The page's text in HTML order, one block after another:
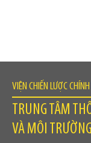
VIỆN CHIẾN LƯỢC
TRUNG TÂM
VÀ MÔI TRƯỜNG